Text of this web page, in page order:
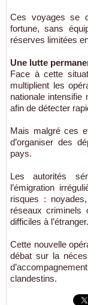
Ces voyages se
fortune, sans
réserves limitées
Une lutte
Face à cette
multiplient les
nationale intensifie
afin de détecter
Mais malgré ces
d’organiser des
pays.
Les autorités
l’émigration
risques :
réseaux criminels
difficiles à l’étranger.
Cette nouvelle
débat sur la
clandestins.